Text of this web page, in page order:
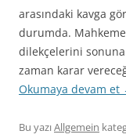
arasındaki kavga
durumda.
dilekçelerini
zaman karar
Okumaya devam et
Bu yazıAllgemein